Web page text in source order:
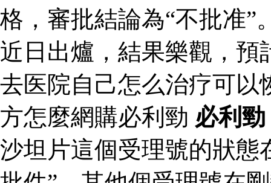
格，審批結論為“不批准”
近日出爐，結果樂觀，
去医院自己怎么治疗可
方怎麼網購必利勁 必利勁
沙坦片這個受理號的狀態